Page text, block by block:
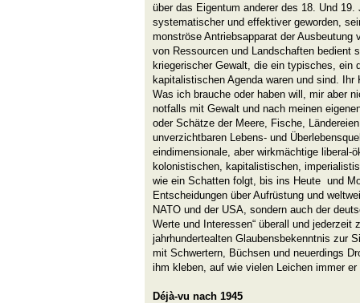
über das Eigentum anderer des 18. Und
systematischer und effektiver geworden,
monströse Antriebsapparat der Ausbeutung
von Ressourcen und Landschaften bedient
kriegerischer Gewalt, die ein typisches, ein
kapitalistischen Agenda waren und sind.
Was ich brauche oder haben will, mir aber
notfalls mit Gewalt und nach meinen
oder Schätze der Meere, Fische,
unverzichtbaren Lebens- und
eindimensionale, aber wirkmächtige liberal-
kolonistischen, kapitalistischen,
wie ein Schatten folgt, bis ins Heute und
Entscheidungen über Aufrüstung und
NATO und der USA, sondern auch der
Werte und Interessen“ überall und jederzeit
jahrhundertealten Glaubensbekenntnis zur
mit Schwertern, Büchsen und neuerdings
ihm kleben, auf wie vielen Leichen immer
Déjà-vu nach 1945